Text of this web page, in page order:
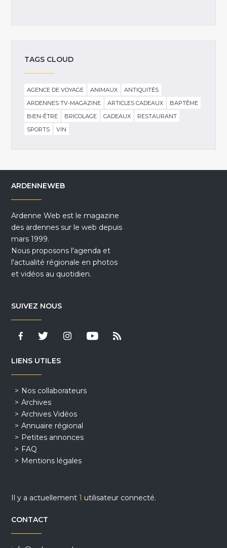
TAGS CLOUD
AGENCE DE VOYAGE ANIMAUX
ANTIQUITÉS
ARDENNES TV-MAGAZINE
ARTICLES CADEAUX
BAPTÊME
BIEN-ÊTRE
BRICOLAGE CADEAUX
RESTAURANT
SPORTS
VIN
ARDENNEWEB
Ardenne Web est le magazine
des ardennes sur le web depuis
mars 1999.
Nous proposons l'agenda et
l'actualité régionale en photos
et vidéos au quotidien.
SUIVEZ NOUS
LIENS UTILES
Nos collaborateurs
Archives
Archives Vidéos
Annuaire régional
Petites annonces
FAQ
Mentions légales
Il y a actuellement1 utilisateur connecté.
CONTACT